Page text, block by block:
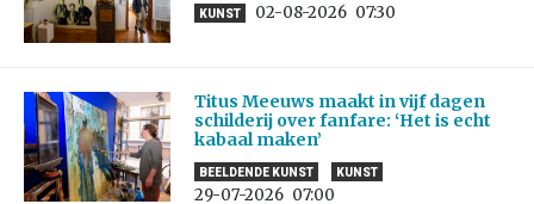
KUNST 02-08-2026 07:30
Titus Meeuws maakt in vijf dagen
schilderij over fanfare: ‘Het is echt
kabaal maken’
BEELDENDE KUNST KUNST
29-07-2026 07:00